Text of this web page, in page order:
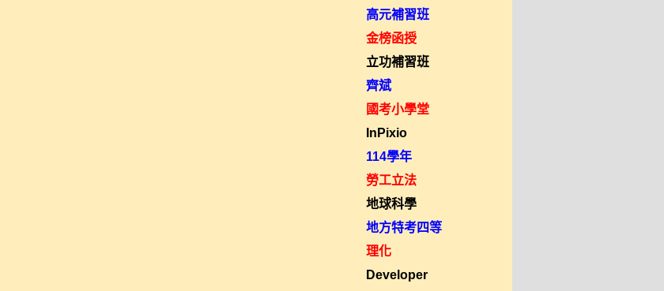
高元補習班
金榜函授
立功補習班
齊斌
國考小學堂
InPixio
114學年
勞工立法
地球科學
地方特考四等
理化
Developer